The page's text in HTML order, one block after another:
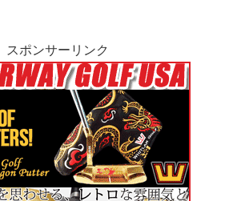
スポンサーリンク